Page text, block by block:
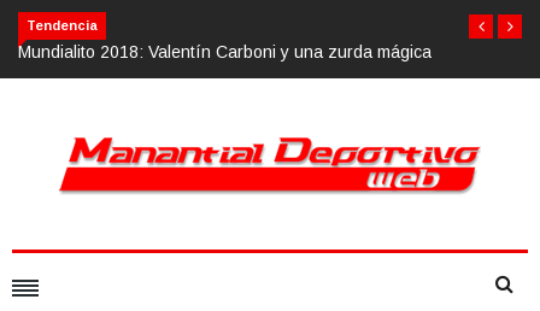
Tendencia
Calvario Race 2018, 10 de noviembre